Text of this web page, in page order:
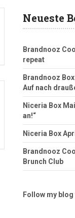
Neueste
Brandnooz
repeat
Brandnooz
Auf nach
Niceria Box
an!“
Niceria Box
Brandnooz
Brunch Club
Follow my